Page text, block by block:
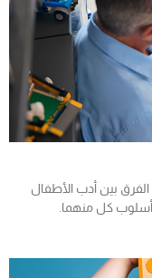
الفرق بين أدب الأطفال
أسلوب كل منهما.